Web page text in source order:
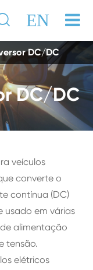
EN
DC/DC
DC/DC
veículos
converte o
contínua (DC)
usado em várias
alimentação
tensão.
elétricos